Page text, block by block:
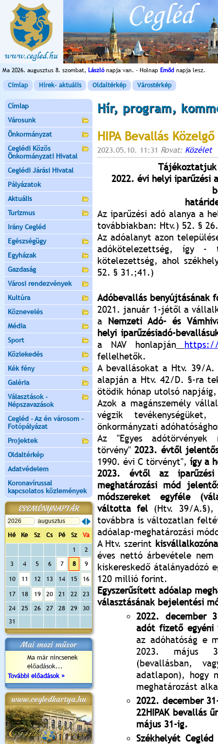
Ma 2026. augusztus 8. szombat, Lászlónapja van. - Holnap Emőd napja lesz.
Címlap Hírek- aktuális Oldaltérkép Várostérkép
Címlap
Városunk
Önkormányzat
Ceglédi Közös
Önkormányzati Hivatal
Ceglédi Járási Hivatal
Pályázatok
Aktuális
Turizmus
Irány Cegléd
Egészségügy
Egyházak
Gazdaság
Városi rendezvények
Kultúra
Köznevelés
Média
Sport
Közlekedés
Kék fény
Galéria
Választások -
Népszavazások
Cegléd - Az én városom -
Fotópályázat
Projektek
Oldaltérkép
Adatvédelem
Koronavírussal
kapcsolatos közlemények
ESEMÉNYNAPTÁR
Hé Ke Sz Cs Pé Sz
Va
1
2
3
4 5 6 7 8 9
10 11 12 13 14 15 16
17 18 19 20 21 22
23
24
25 26 27 28 29
30
31
Mai mozi műsor
Ma már nincsenek
előadások...
További előadások »
www.cegledkartya.hu
Hír, program,
HIPA Bevallás
2023.05.10. 11:31 Rovat: Közélet
Tájékoztatjuk
2022. évi helyi iparűzési
Az iparűzési adó alanya a
továbbiakban: Htv.) 52. §
Az adóalanyt azon
adókötelezettség, így -
kötelezettség, ahol
52. § 31.;41.)
Adóbevallás benyújtásának
2021. január 1-jétől a
a Nemzeti Adó- és
helyi iparűzésiadó-
a NAV honlapján
https://
fellelhetők.
A bevallásokat a Htv. 39/
alapján a Htv. 42/D. §-ra
ötödik hónap utolsó
Azok a magánszemély
végzik
önkormányzati
Az "Egyes
törvény"2023. évtől
1990. évi C törvényt", így a
2023. évtől az iparűzési
meghatározási mód
módszereket egyféle
váltotta fel (Htv. 39/A.§),
továbbra is változatlan
adóalap-meghatározási
A Htv. szerint
éves nettó árbevétele
kiskereskedő átalányadózó
120 millió forint.
Egyszerűsített adóalap
választásának bejelentési
2022. december
adót fizető egyéni
az adóhatóság e
2023. május
(bevallásban,
adatlapon), hogy
meghatározást
2022. december
22HIPAK bevallás
május 31-ig.
Székhelyét